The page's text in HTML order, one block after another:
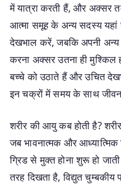
में यात्रा करती हैं, और अक्सर
आत्मा समूह के अन्य सदस्य यहां
देखभाल करें, जबकि अपनी अन्य
करना अक्सर उतना ही मुश्किल
बच्चे को उठाते हैं और उचित
इन चक्रों में समय के साथ
शरीर की आयु कब होती है?
जब भावनात्मक और
ग्रिड से मुक्त होना शुरू हो
तरह दिखता है, विद्युत चुम्बकीय